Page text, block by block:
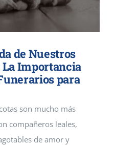
de Nuestros
La Importancia
para
son mucho más
compañeros leales,
de amor y